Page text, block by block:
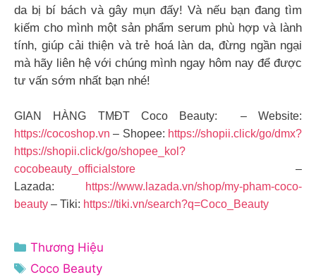
da bị bí bách và gây mụn đấy! Và nếu bạn đang tìm
kiếm cho mình một sản phẩm serum phù hợp và lành
tính, giúp cải thiện và trẻ hoá làn da, đừng ngần ngại
mà hãy liên hệ với chúng mình ngay hôm nay để được
tư vấn sớm nhất bạn nhé!
GIAN HÀNG TMĐT Coco Beauty: – Website:
https://cocoshop.vn – Shopee: https://shopii.click/go/dmx?
https://shopii.click/go/shopee_kol?
cocobeauty_officialstore –
Lazada:
https://www.lazada.vn/shop/my-pham-coco-
beauty – Tiki: https://tiki.vn/search?q=Coco_Beauty
Danh
mục
Thương Hiệu
Thẻ
Coco Beauty